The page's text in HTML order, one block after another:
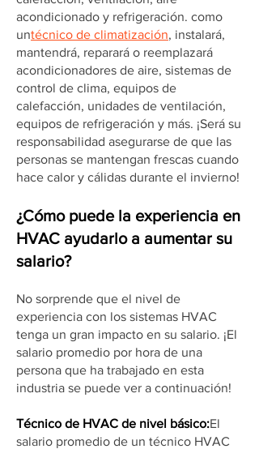
acondicionado y refrigeración. como
untécnico de climatización, instalará,
mantendrá, reparará o reemplazará
acondicionadores de aire, sistemas de
control de clima, equipos de
calefacción, unidades de ventilación,
equipos de refrigeración y más. ¡Será su
responsabilidad asegurarse de que las
personas se mantengan frescas cuando
hace calor y cálidas durante el invierno!
¿Cómo puede la experiencia en
HVAC ayudarlo a aumentar su
salario?
No sorprende que el nivel de
experiencia con los sistemas HVAC
tenga un gran impacto en su salario. ¡El
salario promedio por hora de una
persona que ha trabajado en esta
industria se puede ver a continuación!
Técnico de HVAC de nivel básico:El
salario promedio de un técnico HVAC